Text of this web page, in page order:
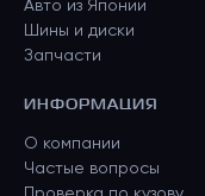
Авто из Японии
Шины и диски
Запчасти
ИНФОРМАЦИЯ
О компании
Частые вопросы